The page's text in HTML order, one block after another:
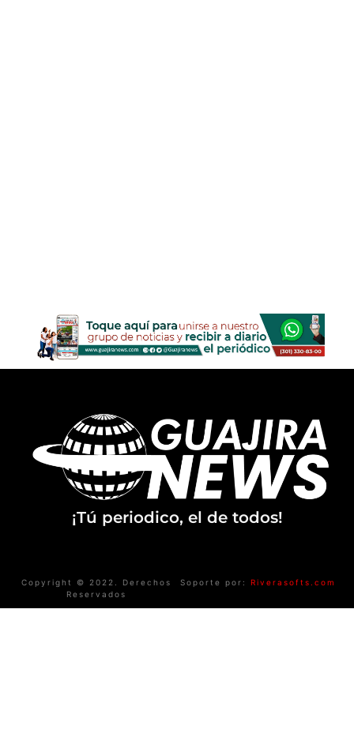
¡Tú periodico, el de todos!
Copyright © 2022. Derechos
Reservados
Soporte por: Riverasofts.com